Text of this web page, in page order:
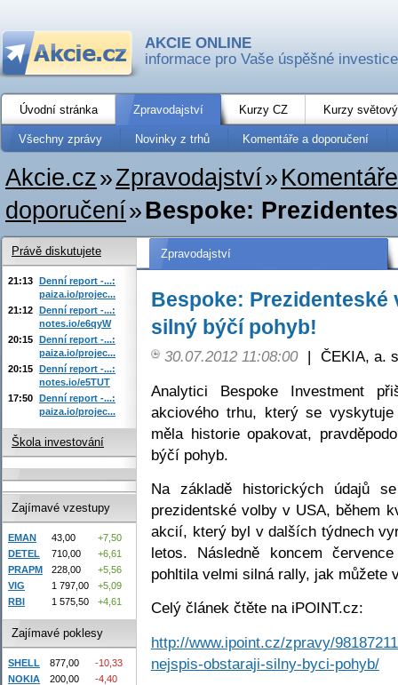
AKCIE ONLINE
informace pro Vaše úspěšné investice
Úvodní stránka Zpravodajství Kurzy CZ Kurzy
Všechny zprávy Novinky z trhů Komentáře a doporučení
Akcie.cz»Zpravodajství»
doporučení»Bespoke:
Zpravodajství
Bespoke:
silný býčí pohyb!
30.07.2012 11:08:00 | ČEKIA, a.
Analytici Bespoke Investment
akciového trhu, který se
měla historie opakovat,
býčí pohyb.
Na základě historických údajů
prezidentské volby v USA, během
akcií, který byl v dalších týdnech
letos. Následně koncem
pohltila velmi silná rally, jak můžete
Celý článek čtěte na iPOINT.cz:
http://www.ipoint.cz/zpravy/
nejspis-obstaraji-silny-byci-pohyb/
Právě diskutujete
21:13 Denní report -...:
paiza.io/projec...
21:12 Denní report -...:
notes.io/e6qyW
20:15 Denní report -...:
paiza.io/projec...
20:15 Denní report -...:
notes.io/e5TUT
17:50 Denní report -...:
paiza.io/projec...
Škola investování
Zajímavé vzestupy
EMAN 43,00
+7,50
DETEL
710,00
+6,61
PRAPM
228,00
+5,56
VIG
1 797,00
+5,09
RBI
1 575,50 +4,61
Zajímavé poklesy
SHELL 877,00
-10,33
NOKIA
200,00
-4,40